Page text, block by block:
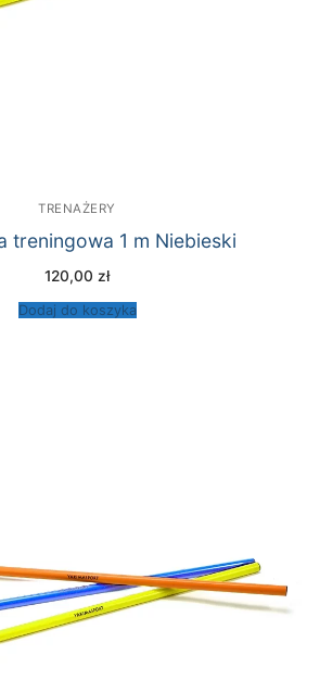
TRENAŻERY
treningowa 1 m Niebieski
120,00 zł
Dodaj do koszyka